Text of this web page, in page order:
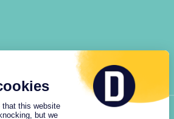
charger mon véhicule ?
QR Code avec l’application